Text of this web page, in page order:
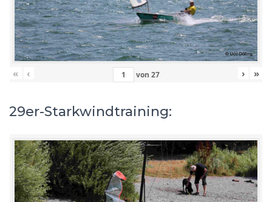
« ‹ von 27 › »
29er-Starkwindtraining: